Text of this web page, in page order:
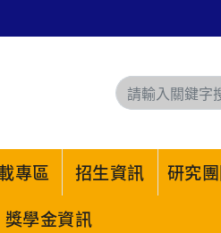
專區 招生資訊
研究
獎學金資訊